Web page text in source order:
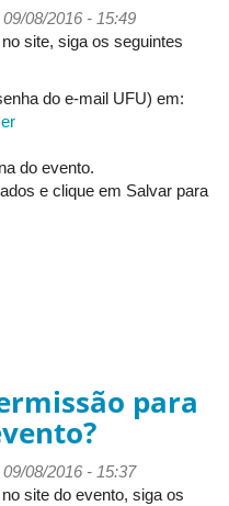
08/2016 - 15:49
site, siga os seguintes
do e-mail UFU) em:
do evento.
e clique em Salvar para
para
08/2016 - 15:37
site do evento, siga os